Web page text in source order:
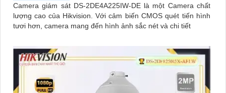
Camera giám sát DS-2DE4A225IW-DE là một Camera chất
lượng cao của Hikvision. Với cảm biến CMOS quét tiến hình
tươi hơn, camera mang đến hình ảnh sắc nét và chi tiết